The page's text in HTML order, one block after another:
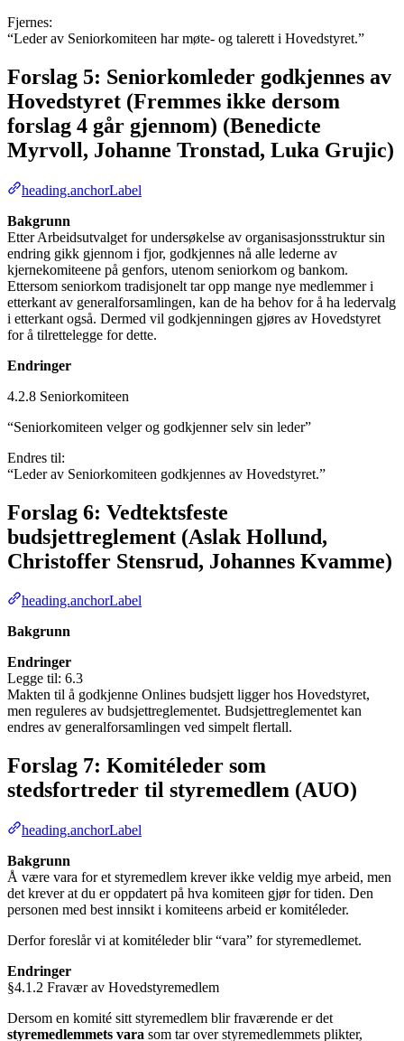
Fjernes:
“Leder av Seniorkomiteen har møte- og talerett i Hovedstyret.”
Forslag 5: Seniorkomleder godkjennes av
Hovedstyret (Fremmes ikke dersom
forslag 4 går gjennom) (Benedicte
Myrvoll, Johanne Tronstad, Luka Grujic)
heading.anchorLabel
Bakgrunn
Etter Arbeidsutvalget for undersøkelse av organisasjonsstruktur sin
endring gikk gjennom i fjor, godkjennes nå alle lederne av
kjernekomiteene på genfors, utenom seniorkom og bankom.
Ettersom seniorkom tradisjonelt tar opp mange nye medlemmer i
etterkant av generalforsamlingen, kan de ha behov for å ha ledervalg
i etterkant også. Dermed vil godkjenningen gjøres av Hovedstyret
for å tilrettelegge for dette.
Endringer
4.2.8 Seniorkomiteen
“Seniorkomiteen velger og godkjenner selv sin leder”
Endres til:
“Leder av Seniorkomiteen godkjennes av Hovedstyret.”
Forslag 6: Vedtektsfeste
budsjettreglement (Aslak Hollund,
Christoffer Stensrud, Johannes Kvamme)
heading.anchorLabel
Bakgrunn
Endringer
Legge til: 6.3
Makten til å godkjenne Onlines budsjett ligger hos Hovedstyret,
men reguleres av budsjettreglementet. Budsjettreglementet kan
endres av generalforsamlingen ved simpelt flertall.
Forslag 7: Komitéleder som
stedsfortreder til styremedlem (AUO)
heading.anchorLabel
Bakgrunn
Å være vara for et styremedlem krever ikke veldig mye arbeid, men
det krever at du er oppdatert på hva komiteen gjør for tiden. Den
personen med best innsikt i komiteens arbeid er komitéleder.
Derfor foreslår vi at komitéleder blir “vara” for styremedlemet.
Endringer
§4.1.2 Fravær av Hovedstyremedlem
Dersom en komité sitt styremedlem blir fraværende er det
styremedlemmets vara som tar over styremedlemmets plikter,